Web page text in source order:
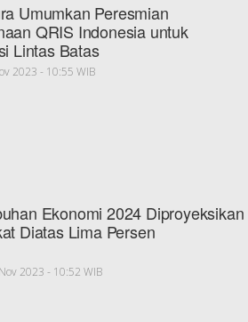
Umumkan Peresmian
QRIS Indonesia untuk
Lintas Batas
2023 - 10:55 WIB
Ekonomi 2024 Diproyeksikan
Diatas Lima Persen
2023 - 10:52 WIB